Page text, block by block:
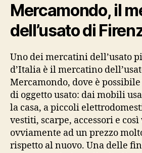
Mercamondo, il
dell’usato di
Uno dei mercatini dell’usato
d’Italia è il mercatino
Mercamondo, dove è
di oggetto usato: dai mobili
la casa, a piccoli
vestiti, scarpe, accessori e
ovviamente ad un prezzo
rispetto al nuovo. Una delle